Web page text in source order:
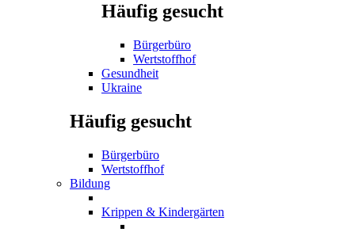
Häufig gesucht
Bürgerbüro
Wertstoffhof
Gesundheit
Ukraine
Häufig gesucht
Bürgerbüro
Wertstoffhof
Bildung
Krippen & Kindergärten